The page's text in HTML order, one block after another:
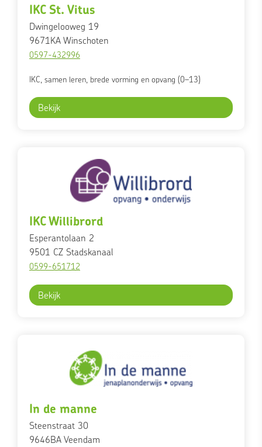
IKC St. Vitus
Dwingelooweg 19
9671KAWinschoten
0597-432996
IKC, samen leren, brede vorming en opvang (0–13)
Bekijk
IKC Willibrord
Esperantolaan 2
9501 CZ Stadskanaal
0599-651712
Bekijk
In de manne
Steenstraat 30
9646BAVeendam